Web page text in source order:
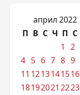
април 2022
П В С Ч П С
1
2
4 5 6 7 8 9
11 1213141516
18192021 2223